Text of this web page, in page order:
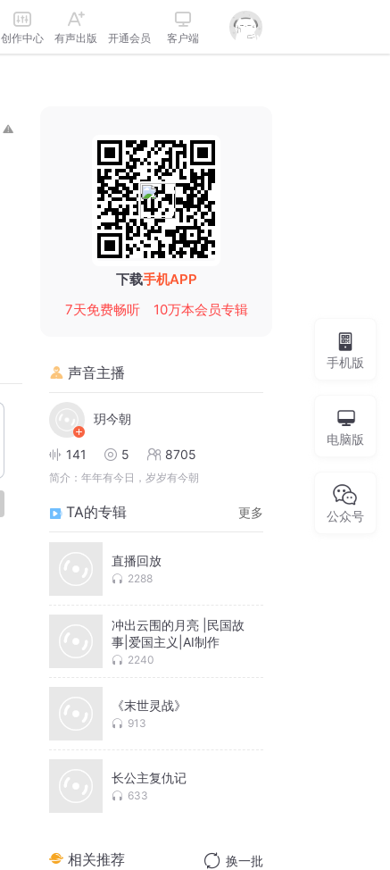
创作中心 有声出版 开通会员 客户端
下载手机APP
7天免费畅听
10万本会员专辑
声音主播
玥今朝
141 5 8705
简介： 年年有今日，岁岁有今朝
TA的专辑 更多
直播回放
2288
冲出云围的月亮 |民国故
事|爱国主义|AI制作
2240
《末世灵战》
913
长公主复仇记
633
相关推荐 换一批
手机版
电脑版
公众号